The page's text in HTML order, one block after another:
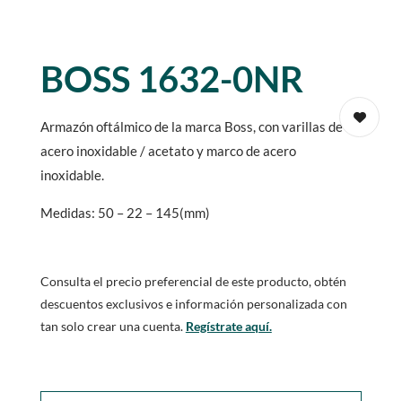
BOSS 1632-0NR
Armazón oftálmico de la marca Boss, con varillas de
acero inoxidable / acetato y marco de acero
inoxidable.
Medidas: 50 – 22 – 145(mm)
Consulta el precio preferencial de este producto, obtén
descuentos exclusivos e información personalizada con
tan solo crear una cuenta. Regístrate aquí.